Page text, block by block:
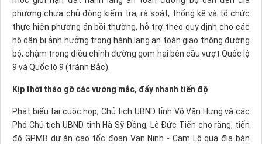
phương chưa chủ động kiểm tra, rà soát, thống kê và tổ chức
thực hiện phương án bồi thường, hỗ trợ theo quy định cho các
hộ dân bị ảnh hưởng trong hành lang an toàn giao thông đường
bộ; chậm trong điều chỉnh đường gom hai bên cầu vượt Quốc lộ
9 và Quốc lộ 9 (tránh Bắc).
Kịp thời tháo gỡ các vướng mắc, đẩy nhanh tiến độ
Phát biểu tại cuộc họp, Chủ tịch UBND tỉnh Võ Văn Hưng và các
Phó Chủ tịch UBND tỉnh Hà Sỹ Đồng, Lê Đức Tiến cho rằng, tiến
độ GPMB dự án cao tốc đoạn Vạn Ninh - Cam Lộ qua địa bàn